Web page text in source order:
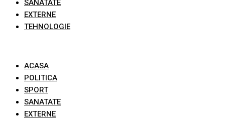
SANATATE
EXTERNE
TEHNOLOGIE
ACASA
POLITICA
SPORT
SANATATE
EXTERNE